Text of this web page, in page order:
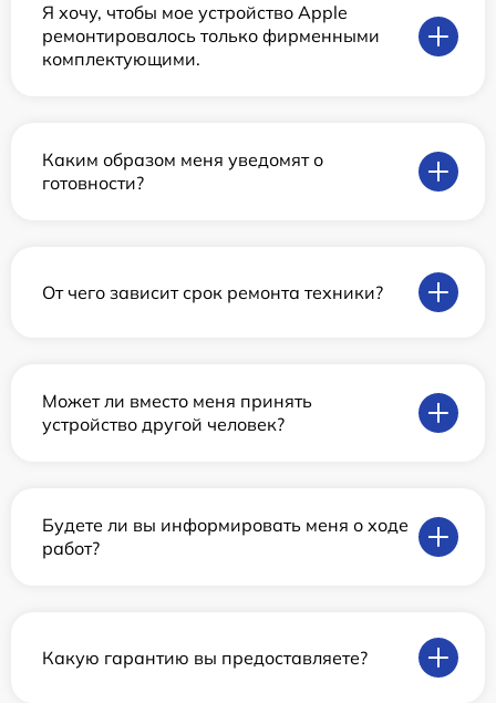
Я хочу, чтобы мое устройство Apple
ремонтировалось только фирменными
комплектующими.
Каким образом меня уведомят о
готовности?
От чего зависит срок ремонта техники?
Может ли вместо меня принять
устройство другой человек?
Будете ли вы информировать меня о ходе
работ?
Какую гарантию вы предоставляете?